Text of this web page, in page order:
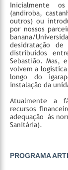
Inicialmente os
(andiroba,
outros) ou
por nossos
banana/
desidratação
distribuídos
Sebastião. Mas,
volvem a
longo do
instalação da
Atualmente a
recursos
adequação às
Sanitária).
PROGRAMA